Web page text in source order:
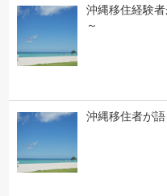
沖縄移住経験
～
沖縄移住者が